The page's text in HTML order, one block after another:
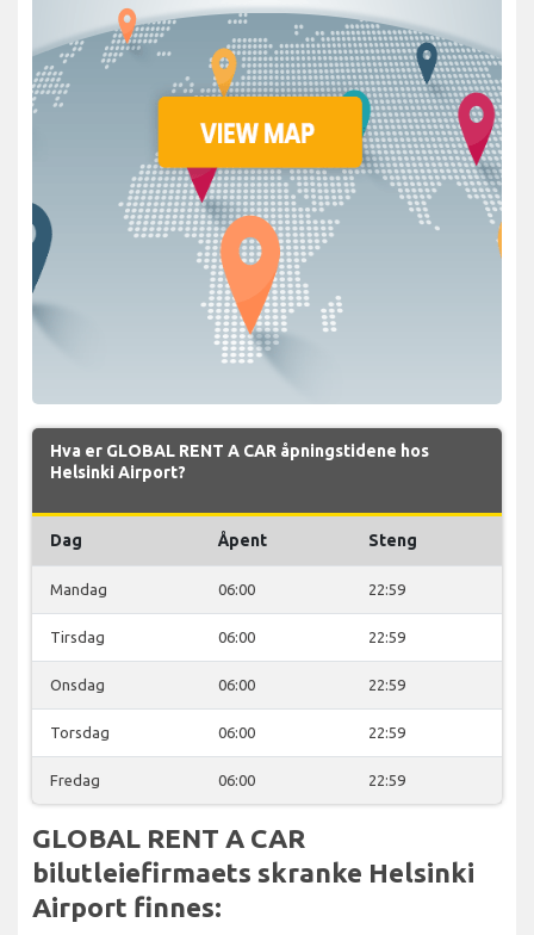
Hva er GLOBAL RENT A CAR åpningstidene hos
Helsinki Airport?
Dag Åpent Steng
Mandag 06:00 22:59
Tirsdag 06:00 22:59
Onsdag 06:00 22:59
Torsdag 06:00 22:59
Fredag 06:00 22:59
GLOBAL RENT A CAR
bilutleiefirmaets skranke Helsinki
Airport finnes: